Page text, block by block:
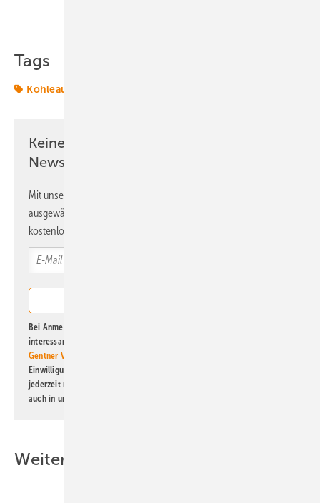
Tags
Kohleausstieg
Keine Zeit? Kein Problem mit dem ERE
Newsletter!
Mit unserem Newsletter erhalten Sie regelmäßig von uns
ausgewählte Informationen und Neuigkeiten, gebündelt und
kostenlos direkt ins Postfach.
Bei Anmeldung zu diesem Newsletter bin ich damit einverstanden, über
interessante Verlags- und Online-Angebote
Gentner Verlag GmbH & Co. KG
Einwilligung kann ich jederzeit widerrufen und eine Abmeldung ist
jederzeit möglich. Informationen zum Umgang mit Daten finden Sie
auch in unserer
Weitere Inhalte